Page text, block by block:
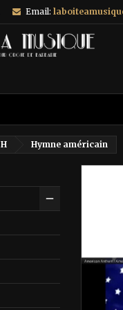
Email:
H Hymne américain